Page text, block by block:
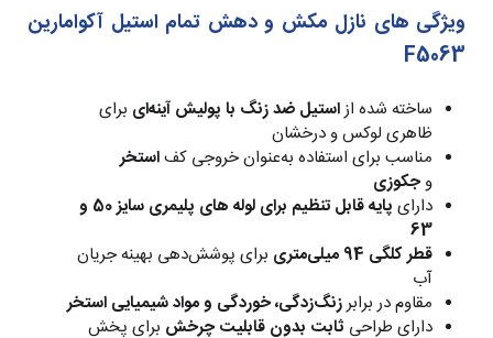
ویژگی های نازل مکش و دهش تمام استیل آکوامارین
F5063
ساخته شده ازاستیل ضد زنگ با پولیش آینه‌ای برای
ظاهری لوکس و درخشان
مناسب برای استفاده به‌عنوان خروجی کفاستخر
وجکوزی‌
دارای
پایه قابل تنظیم برای لوله های پلیمری سایز 50 و
63
قطر کلگی 94 میلی‌متری
برای پوشش‌دهی بهینه جریان
آب
مقاوم در برابرزنگ‌زدگی، خوردگی و مواد شیمیایی استخر
دارای طراحی ثابت بدون قابلیت چرخش برای پخش